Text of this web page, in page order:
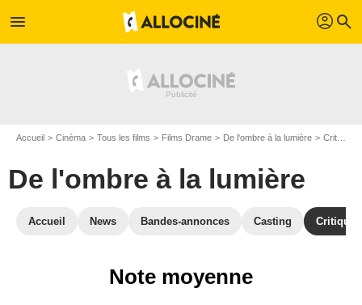
menu profil search
Accueil Cinéma Tous les films Films Drame De l'ombre à la lumière Critiques De l'ombre à la lumière
De l'ombre à la lumière
Accueil News Bandes-annonces Casting
Note moyenne